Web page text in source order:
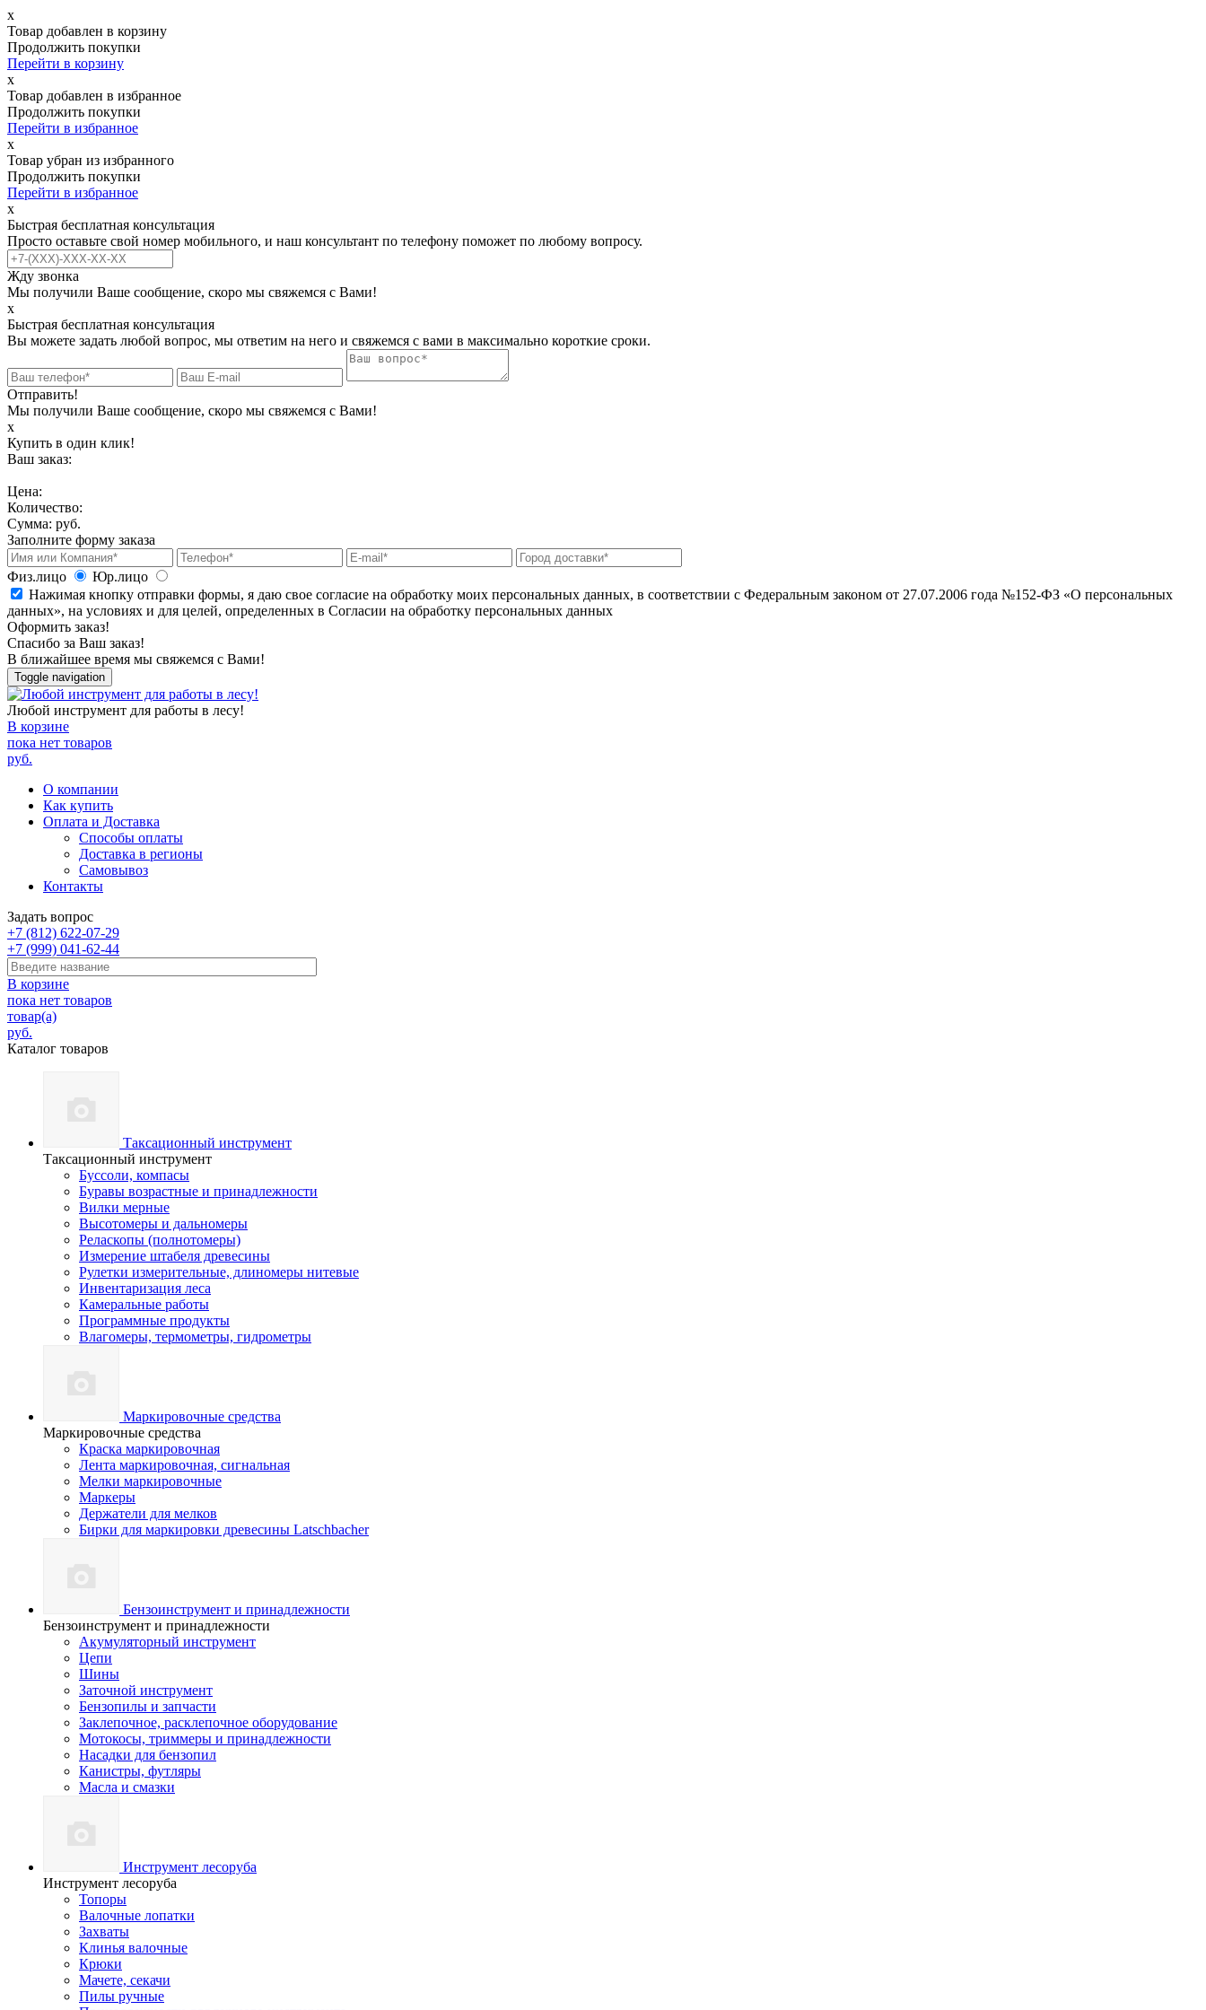
х
Товар добавлен в корзину
Продолжить покупки
Перейти в корзину
х
Товар добавлен в избранное
Продолжить покупки
Перейти в избранное
х
Товар убран из избранного
Продолжить покупки
Перейти в избранное
х
Быстрая бесплатная консультация
Просто оставьте свой номер мобильного, и наш консультант по телефону поможет по любому вопросу.
Жду звонка
Мы получили Ваше сообщение, скоро мы свяжемся с Вами!
х
Быстрая бесплатная консультация
Вы можете задать любой вопрос, мы ответим на него и свяжемся с вами в максимально короткие сроки.
Отправить!
Мы получили Ваше сообщение, скоро мы свяжемся с Вами!
х
Купить в один клик!
Ваш заказ:
Цена:
Количество:
Сумма: руб.
Заполните форму заказа
Физ.лицо
Юр.лицо
Нажимая кнопку отправки формы, я даю свое согласие на обработку моих персональных данных, в соответствии с Федеральным законом от 27.07.2006 года №152-ФЗ «О персональных
данных», на условиях и для целей, определенных в Согласии на обработку персональных данных
Оформить заказ!
Спасибо за Ваш заказ!
В ближайшее время мы свяжемся с Вами!
Toggle navigation
Любой инструмент для работы в лесу!
В корзине
пока нет товаров
руб.
О компании
Как купить
Оплата и Доставка
Способы оплаты
Доставка в регионы
Самовывоз
Контакты
Задать вопрос
+7 (812) 622-07-29
+7 (999) 041-62-44
В корзине
пока нет товаров
товар(а)
руб.
Каталог товаров
Таксационный инструмент
Таксационный инструмент
Буссоли, компасы
Буравы возрастные и принадлежности
Вилки мерные
Высотомеры и дальномеры
Реласкопы (полнотомеры)
Измерение штабеля древесины
Рулетки измерительные, длиномеры нитевые
Инвентаризация леса
Камеральные работы
Программные продукты
Влагомеры, термометры, гидрометры
Маркировочные средства
Маркировочные средства
Краска маркировочная
Лента маркировочная, сигнальная
Мелки маркировочные
Маркеры
Держатели для мелков
Бирки для маркировки древесины Latschbacher
Бензоинструмент и принадлежности
Бензоинструмент и принадлежности
Акумуляторный инструмент
Цепи
Шины
Заточной инструмент
Бензопилы и запчасти
Заклепочное, расклепочное оборудование
Мотокосы, триммеры и принадлежности
Насадки для бензопил
Канистры, футляры
Масла и смазки
Инструмент лесоруба
Инструмент лесоруба
Топоры
Валочные лопатки
Захваты
Клинья валочные
Крюки
Мачете, секачи
Пилы ручные